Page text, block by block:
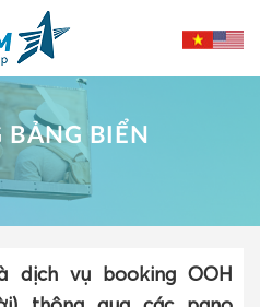
BIỂN
dịch vụ booking OOH